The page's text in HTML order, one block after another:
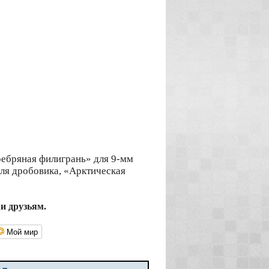
филигрань» для 9-мм
дробовика, «Арктическая
друзьям.
Мой мир